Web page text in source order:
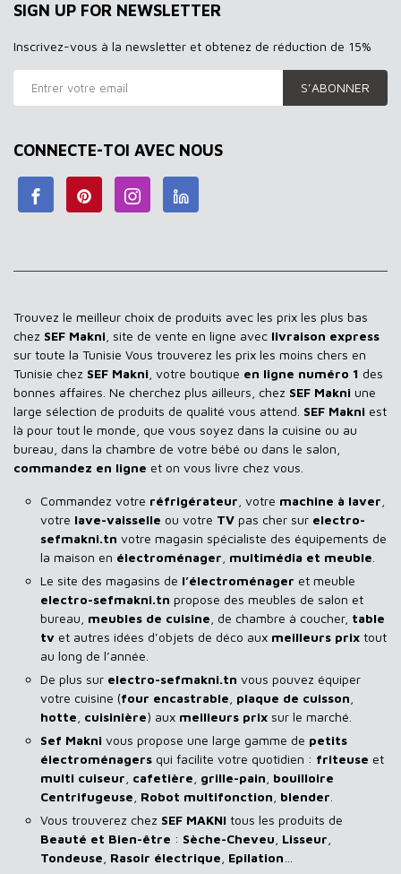
SIGN UP FOR NEWSLETTER
Inscrivez-vous à la newsletter et obtenez de réduction de 15%
S’ABONNER
CONNECTE-TOI AVEC NOUS
Trouvez le meilleur choix de produits avec les prix les plus bas
chez SEF Makni , site de vente en ligne avec livraison express
sur toute la Tunisie Vous trouverez les prix les moins chers en
Tunisie chez SEF Makni , votre boutique en ligne numéro 1 des
bonnes affaires. Ne cherchez plus ailleurs, chez SEF Makni une
large sélection de produits de qualité vous attend. SEF Makni est
là pour tout le monde, que vous soyez dans la cuisine ou au
bureau, dans la chambre de votre bébé ou dans le salon,
commandez en ligne et on vous livre chez vous.
Commandez votre réfrigérateur , votre machine à laver
votre lave-vaisselle ou votre TV pas cher sur electro-
sefmakni.tn votre magasin spécialiste des équipements de
la maison en électroménager multimédia et meuble
Le site des magasins de l’électroménager et meuble
electro-sefmakni.tn propose des meubles de salon et
bureau, meubles de cuisine , de chambre à coucher, table
tv et autres idées d’objets de déco aux meilleurs prix tout
au long de l’année.
De plus sur electro-sefmakni.tn vous pouvez équiper
votre cuisine (four encastrable plaque de cuisson
hotte cuisinière) aux meilleurs prix sur le marché.
Sef Makni vous propose une large gamme de petits
électroménagers qui facilite votre quotidien : friteuse et
multi cuiseur cafetière grille-pain bouilloire
Centrifugeuse Robot multifonction blender
Vous trouverez chez SEF MAKNI tous les produits de
Beauté et Bien-être : Sèche-Cheveu Lisseur
Tondeuse Rasoir électrique Epilation